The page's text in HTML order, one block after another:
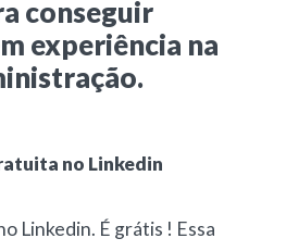
conseguir
experiência na
no Linkedin
Linkedin. É grátis ! Essa